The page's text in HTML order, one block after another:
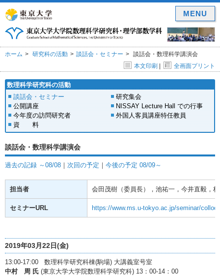
ホーム 研究科の活動 談話会・セミナー
談話会・数理科学講演会
本文印刷 | 全画面プリント
数理科学研究科の活動
談話会・セミナー
研究集会
公開講座
NISSAY Lecture Hall での行事
今年度の訪問研究者
外国人客員講座特任教員
資 料
談話会・数理科学講演会
過去の記録 ～08/08 ｜ 次回の予定 ｜ 今後の予定 08/09～
担当者 会田茂樹（委員長），池祐一，今井直毅，
セミナーURL https://www.ms.u-tokyo.ac.jp/seminar/
2019年03月22日(金)
13:00-17:00 数理科学研究科棟(駒場) 大講義室号室
中村 周 氏 (東京大学大学院数理科学研究科) 13：00-14：00
MENU